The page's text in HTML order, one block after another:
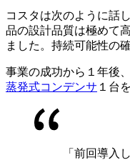
コスタは次のように話
品の設計品質は極めて
ました。持続可能性の
事業の成功から１年後
蒸発式コンデンサ １台
「前回導入